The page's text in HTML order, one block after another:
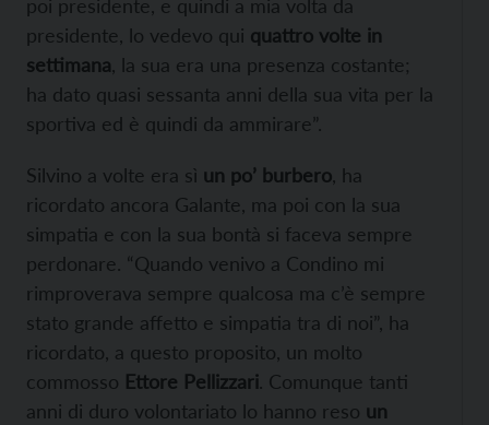
poi presidente, e quindi a mia volta da
presidente, lo vedevo qui quattro volte in
settimana , la sua era una presenza costante;
ha dato quasi sessanta anni della sua vita per la
sportiva ed è quindi da ammirare”.
Silvino a volte era sì un po’ burbero , ha
ricordato ancora Galante, ma poi con la sua
simpatia e con la sua bontà si faceva sempre
perdonare. “Quando venivo a Condino mi
rimproverava sempre qualcosa ma c’è sempre
stato grande affetto e simpatia tra di noi”, ha
ricordato, a questo proposito, un molto
commosso Ettore Pellizzari. Comunque tanti
anni di duro volontariato lo hanno reso un